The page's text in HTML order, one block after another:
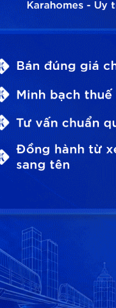
Lựa chọn thời gian
* Chúng tôi cam kết bảo
Dự án nổi bật